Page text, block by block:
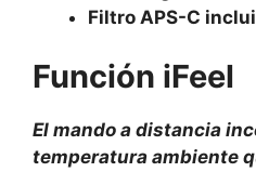
Filtro APS-C
Función iFeel
El mando a distancia
temperatura ambiente